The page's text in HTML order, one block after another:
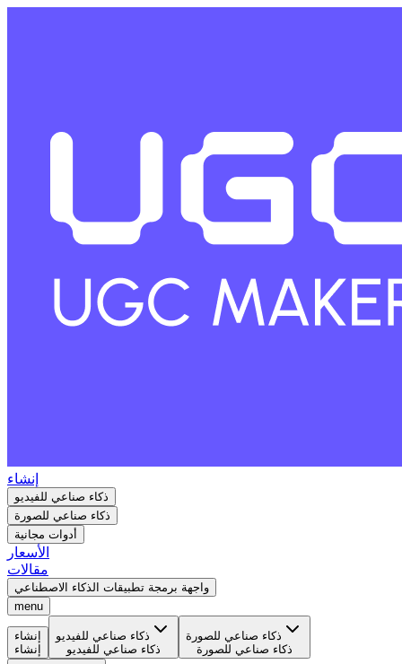
إنشاء
ذكاء صناعي للفيديو
ذكاء صناعي للصورة
أدوات مجانية
الأسعار
مقالات
واجهة برمجة تطبيقات الذكاء الاصطناعي
menu
إنشاء
إنشاء
ذكاء صناعي للفيديو
ذكاء صناعي للفيديو
ذكاء صناعي للصورة
ذكاء صناعي للصورة